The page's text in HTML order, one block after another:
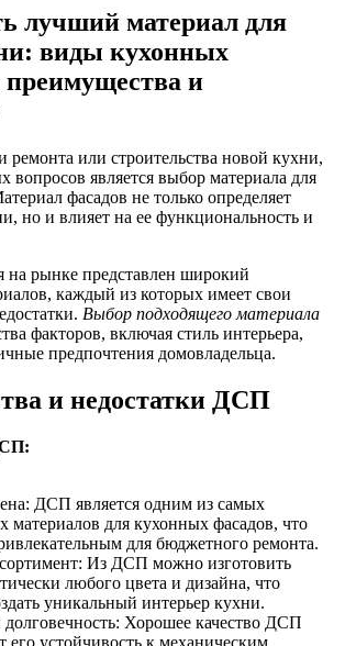
лучший материал для
виды кухонных
преимущества и
или строительства новой кухни,
вопросов является выбор материала для
фасадов не только определяет
но и влияет на ее функциональность и
на рынке представлен широкий
каждый из которых имеет свои
Выбор подходящего материала
факторов, включая стиль интерьера,
предпочтения домовладельца.
и недостатки ДСП
ДСП является одним из самых
материалов для кухонных фасадов, что
для бюджетного ремонта.
Из ДСП можно изготовить
любого цвета и дизайна, что
уникальный интерьер кухни.
Хорошее качество ДСП
его устойчивость к механическим